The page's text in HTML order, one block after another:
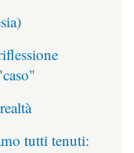
tutti tenuti: